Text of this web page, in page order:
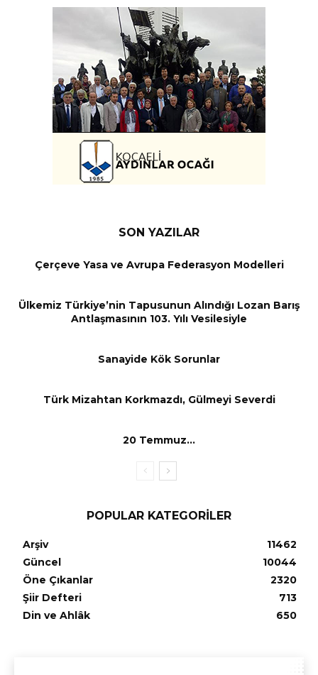
SON YAZILAR
Çerçeve Yasa ve Avrupa Federasyon Modelleri
Ülkemiz Türkiye’nin Tapusunun Alındığı Lozan Barış
Antlaşmasının 103. Yılı Vesilesiyle
Sanayide Kök Sorunlar
Türk Mizahtan Korkmazdı, Gülmeyi Severdi
20 Temmuz…
POPULAR KATEGORILER
Arşiv
11462
Güncel
10044
Öne Çıkanlar
2320
Şiir Defteri
713
Din ve Ahlâk
650